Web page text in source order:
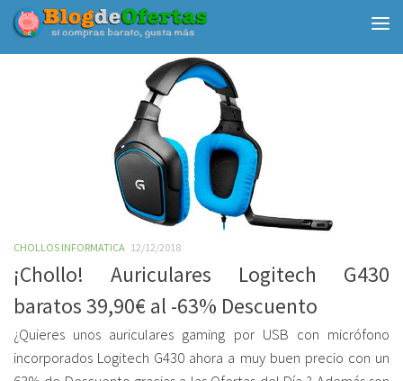
Debajo del contenido
CHOLLOS INFORMATICA 12/12/2018
¡Chollo! Auriculares Logitech G430
baratos 39,90€ al -63% Descuento
¿Quieres unos auriculares gaming por USB con micrófono
incorporados Logitech G430 ahora a muy buen precio con un